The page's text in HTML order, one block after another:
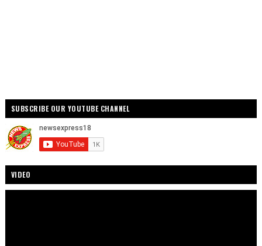
SUBSCRIBE OUR YOUTUBE CHANNEL
VIDEO